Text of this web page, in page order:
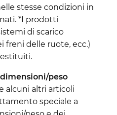
stesse condizioni in
*I prodotti
di scarico
freni delle ruote, ecc.)
peso
alcuni altri articoli
speciale a